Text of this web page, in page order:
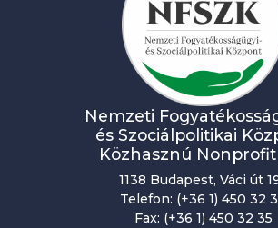
Nemzeti
és Szociálpolitikai
Közhasznú
1138 Budapest, Váci út
Telefon: (+36 1) 450 32
Fax: (+36 1) 450 32 35